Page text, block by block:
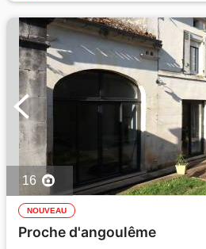
16
NOUVEAU
Proche d'angoulême